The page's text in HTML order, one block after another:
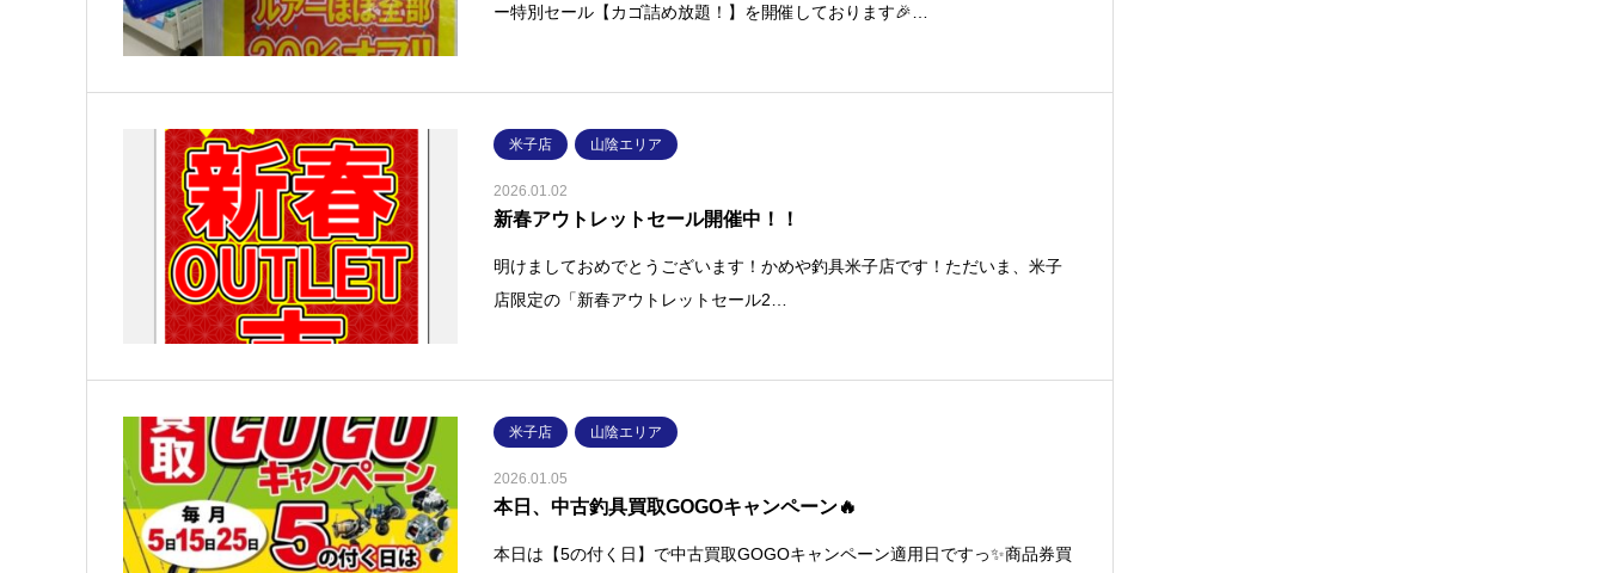
ー特別セール【カゴ詰め放題！】を開催しております🎉…
米子店 山陰エリア
2026.01.02
新春アウトレットセール開催中！！
明けましておめでとうございます！かめや釣具米子店です！ただいま、米子
店限定の「新春アウトレットセール2…
米子店 山陰エリア
2026.01.05
本日、中古釣具買取GOGOキャンペーン🔥
本日は【5の付く日】で中古買取GOGOキャンペーン適用日ですっ✨商品券買